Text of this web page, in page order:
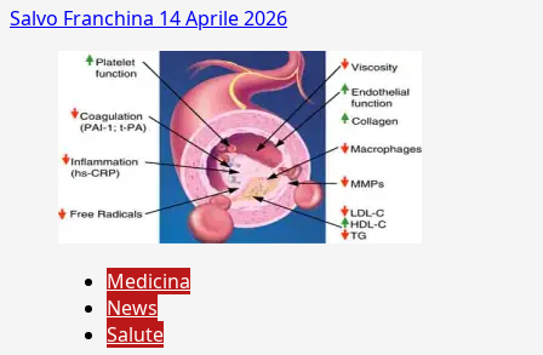
Salvo Franchina 14 Aprile 2026
Medicina
News
Salute